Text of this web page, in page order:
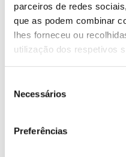
parceiros de redes
que as podem combinar
lhes forneceu ou
utilização dos respetivos
Necessários
Preferências
13.07.2026
Genoma do priolo e
conhecer para
Registar galhas de